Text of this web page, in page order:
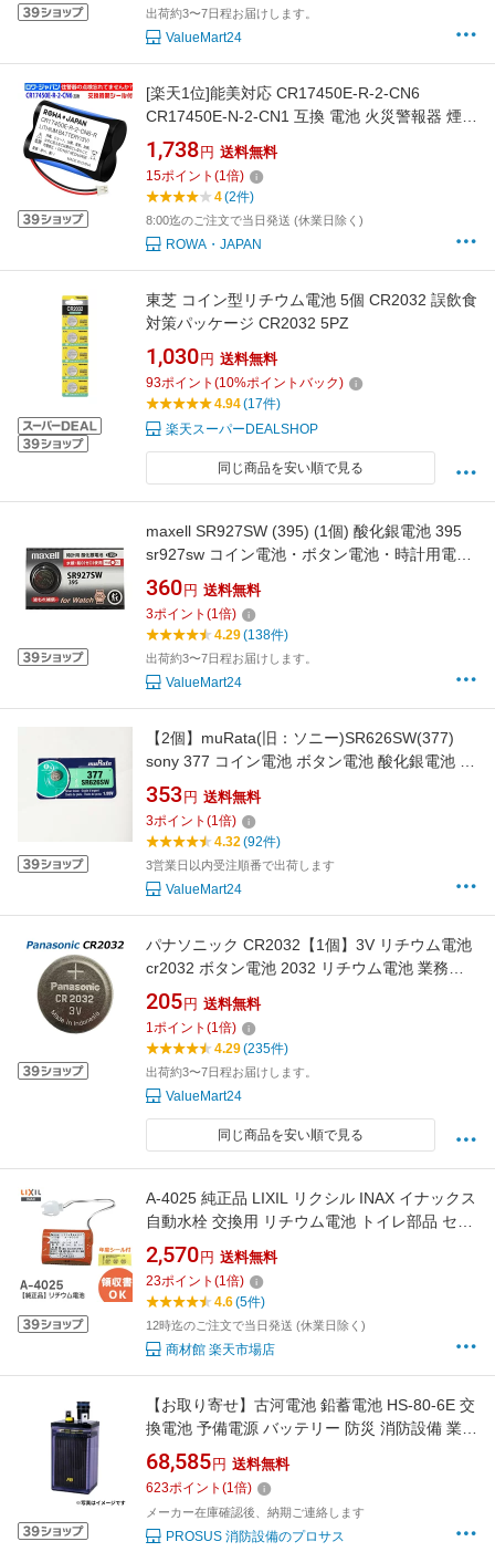
出荷約3〜7日程お届けします。
ValueMart24
[楽天1位]能美対応 CR17450E-R-2-CN6
CR17450E-N-2-CN1 互換 電池 火災警報器 煙感
知器 専用 ロワジャパン [ランキング受賞]
1,738 円 送料無料
15ポイント (1倍)
4(2件)
8:00迄のご注文で当日発送 (休業日除く)
ROWA・JAPAN
東芝 コイン型リチウム電池 5個 CR2032 誤飲食
対策パッケージ CR2032 5PZ
1,030 円 送料無料
93ポイント (10%ポイントバック)
4.94(17件)
楽天スーパーDEALSHOP
同じ商品を安い順で見る
maxell SR927SW (395) (1個) 酸化銀電池 395
sr927sw コイン電池・ボタン電池・時計用電池
液もれ補償 日本製 新しいシルバータイプ「国
内限定」
360 円 送料無料
3ポイント (1倍)
4.29(138件)
出荷約3〜7日程お届けします。
ValueMart24
【2個】muRata(旧：ソニー)SR626SW(377)
sony 377 コイン電池 ボタン電池 酸化銀電池 時
計用電池 coin cell battery 1.55V 日本製 海外パ
ッケージ 逆輸入品 同梱可能
353 円 送料無料
3ポイント (1倍)
4.32(92件)
3営業日以内受注順番で出荷します
ValueMart24
パナソニック CR2032【1個】3V リチウム電池
cr2032 ボタン電池 2032 リチウム電池 業務用
製品を小分けで販売します
205 円 送料無料
1ポイント (1倍)
4.29(235件)
出荷約3〜7日程お届けします。
ValueMart24
同じ商品を安い順で見る
A-4025 純正品 LIXIL リクシル INAX イナックス
自動水栓 交換用 リチウム電池 トイレ部品 セン
サーなどに 小便器用 交換リチウム電池 FDK
LIXIL INAX リチウム電池 3V 自動水栓用 (
A4025 ) 適合品番：AWU-50、AWU-80、
GAWU-50シリーズなど【 在庫あり 】
2,570 円 送料無料
23ポイント (1倍)
4.6(5件)
12時迄のご注文で当日発送 (休業日除く)
商材館 楽天市場店
【お取り寄せ】古河電池 鉛蓄電池 HS-80-6E 交
換電池 予備電源 バッテリー 防災 消防設備 業者
交換用
68,585 円 送料無料
623ポイント (1倍)
メーカー在庫確認後、納期ご連絡します
PROSUS 消防設備のプロサス